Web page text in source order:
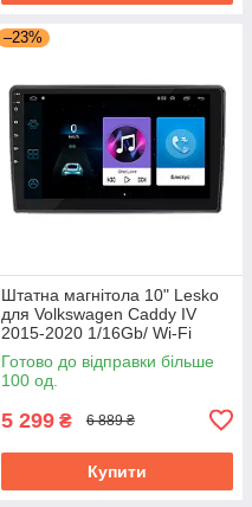
–23%
Штатна магнітола 10" Lesko
для Volkswagen Caddy IV
2015-2020 1/16Gb/ Wi-Fi
Optima Вольксваген
Готово до відправки більше
100 од.
5 299 ₴ 6 889 ₴
Купити